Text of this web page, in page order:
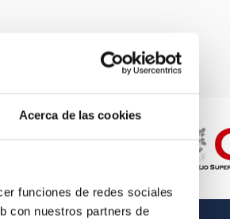
Acerca de las cookies
funciones de redes sociales
con nuestros partners de